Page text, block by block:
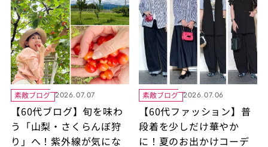
素敵ブログ 2026.07.07
【60代ブログ】旬を味わ
う「山梨・さくらんぼ狩
り」へ！紫外線が気にな
素敵ブログ 2026.07.06
【60代ファッション】普
段着を少しだけ華やか
に！夏のお出かけコーデ